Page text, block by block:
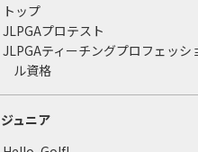
トップ
JLPGAプロテスト
JLPGAティーチングプロフェッシ
ル資格
ジュニア